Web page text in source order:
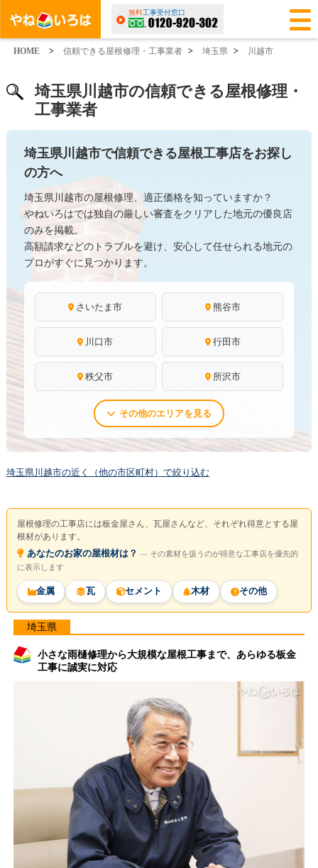
無料工事受付窓口
HOME > 信頼できる屋根修理・工事業者 > 埼玉県 > 川越市
埼玉県川越市の信頼できる屋根修理・
工事業者
埼玉県川越市で信頼できる屋根工事店をお探し
の方へ
埼玉県川越市の屋根修理、適正価格を知っていますか？
やねいろはでは独自の厳しい審査をクリアした地元の優良店
のみを掲載。
高額請求などのトラブルを避け、安心して任せられる地元の
プロがすぐに見つかります。
さいたま市 熊谷市
川口市 行田市
秩父市 所沢市
その他のエリアを見る
埼玉県川越市の近く（他の市区町村）で絞り込む
屋根修理の工事店には板金屋さん、瓦屋さんなど、それぞれ得意とする屋
根材があります。
あなたのお家の屋根材は？ ― その素材を扱うのが得意な工事店を優先的
に表示します
金属 瓦 セメント 木材 その他
埼玉県
小さな雨樋修理から大規模な屋根工事まで、あらゆる板金
工事に誠実に対応